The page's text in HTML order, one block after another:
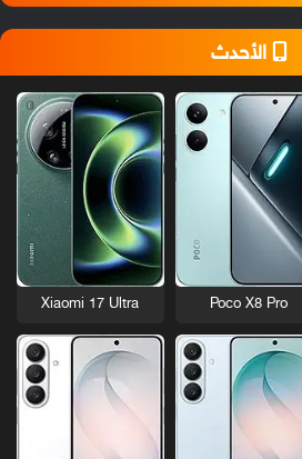
الأحدث
Poco X8 Pro
Xiaomi 17 Ultra